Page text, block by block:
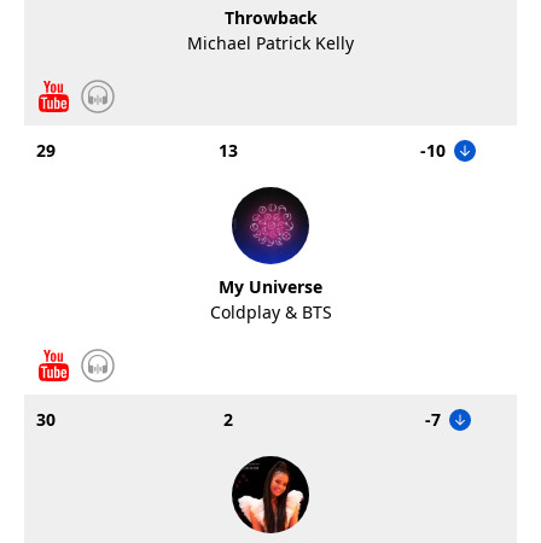
Throwback
Michael Patrick Kelly
29 13 -10
My Universe
Coldplay & BTS
30 2 -7